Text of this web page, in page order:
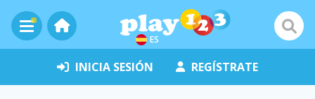
ES
INICIA SESIÓN REGÍSTRATE